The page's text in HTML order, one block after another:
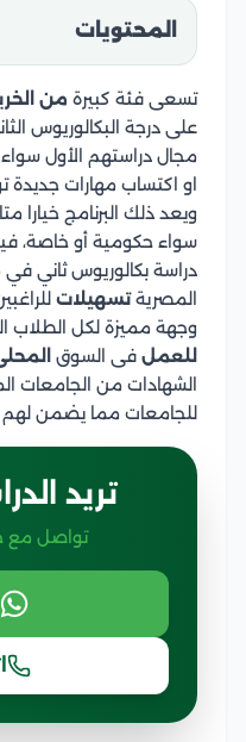
المحتويات
تسعى فئة كبيرة من
على درجة البكالوريوس
مجال دراستهم الأول
او اكتساب مهارات
ويعد ذلك البرنامج خيارا
سواء حكومية أو خاصة،
دراسة بكالوريوس ثاني
المصريةتسهيلات
وجهة مميزة لكل الطلاب
للعمل فى السوق
الشهادات من الجامعات
للجامعات مما يضمن لهم
تريد
تواصل مع